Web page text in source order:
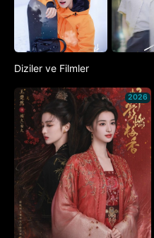
Diziler ve Filmler
2026